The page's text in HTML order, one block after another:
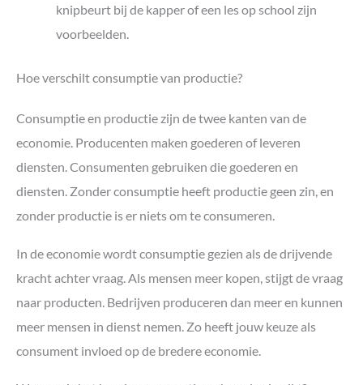
knipbeurt bij de kapper of een les op school zijn
voorbeelden.
Hoe verschilt consumptie van productie?
Consumptie en productie zijn de twee kanten van de
economie. Producenten maken goederen of leveren
diensten. Consumenten gebruiken die goederen en
diensten. Zonder consumptie heeft productie geen zin, en
zonder productie is er niets om te consumeren.
In de economie wordt consumptie gezien als de drijvende
kracht achter vraag. Als mensen meer kopen, stijgt de vraag
naar producten. Bedrijven produceren dan meer en kunnen
meer mensen in dienst nemen. Zo heeft jouw keuze als
consument invloed op de bredere economie.